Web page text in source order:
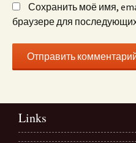
Сохранить моё имя,
браузере для
Links